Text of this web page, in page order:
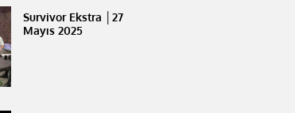
Survivor Ekstra │27
Mayıs 2025